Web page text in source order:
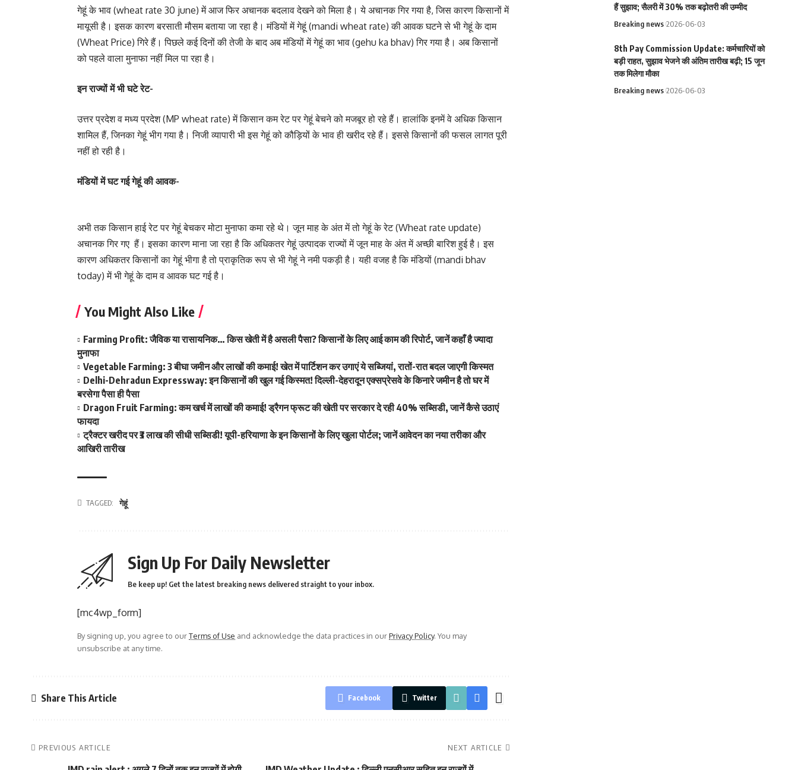
गेहूं के भाव (wheat rate 30 june) में आज फिर अचानक बदलाव देखने को मिला है। ये अचानक गिर गया है, जिस कारण किसानों में
मायूसी है। इसक कारण बरसाती मौसम बताया जा रहा है। मंडियों में गेहूं (mandi wheat rate) की आवक घटने से भी गेहूं के दाम
(Wheat Price) गिरे हैं। पिछले कई दिनों की तेजी के बाद अब मंडियों में गेहूं का भाव (gehu ka bhav) गिर गया है। अब किसानों
को पहले वाला मुनाफा नहीं मिल पा रहा है।
इन राज्यों में भी घटे रेट-
उत्तर प्रदेश व मध्य प्रदेश (MP wheat rate) में किसान कम रेट पर गेहूं बेचने को मजबूर हो रहे हैं। हालांकि इनमें वे अधिक किसान
शामिल हैं, जिनका गेहूं भीग गया है। निजी व्यापारी भी इस गेहूं को कौड़ियों के भाव ही खरीद रहे हैं। इससे किसानों की फसल लागत पूरी
नहीं हो रही है।
मंडियों में घट गई गेहूं की आवक-
अभी तक किसान हाई रेट पर गेहूं बेचकर मोटा मुनाफा कमा रहे थे। जून माह के अंत में तो गेहूं के रेट (Wheat rate update)
अचानक गिर गए हैं। इसका कारण माना जा रहा है कि अधिकतर गेहूं उत्पादक राज्यों में जून माह के अंत में अच्छी बारिश हुई है। इस
कारण अधिकतर किसानों का गेहूं भीगा है तो प्राकृतिक रूप से भी गेहूं ने नमी पकड़ी है। यही वजह है कि मंडियों (mandi bhav
today) में भी गेहूं के दाम व आवक घट गई है।
You Might Also Like
Farming Profit: जैविक या रासायनिक… किस खेती में है असली पैसा? किसानों के लिए आई काम की रिपोर्ट, जानें कहाँ है ज्यादा
मुनाफा
Vegetable Farming: 3 बीघा जमीन और लाखों की कमाई! खेत में पार्टिशन कर उगाएं ये सब्जियां, रातों-रात बदल जाएगी किस्मत
Delhi-Dehradun Expressway: इन किसानों की खुल गई किस्मत! दिल्ली-देहरादून एक्सप्रेसवे के किनारे जमीन है तो घर में
बरसेगा पैसा ही पैसा
Dragon Fruit Farming: कम खर्च में लाखों की कमाई! ड्रैगन फ्रूट की खेती पर सरकार दे रही 40% सब्सिडी, जानें कैसे उठाएं
फायदा
ट्रैक्टर खरीद पर ₹3 लाख की सीधी सब्सिडी! यूपी-हरियाणा के इन किसानों के लिए खुला पोर्टल; जानें आवेदन का नया तरीका और
आखिरी तारीख
TAGGED: गेहूं
Sign Up For Daily Newsletter
Be keep up! Get the latest breaking news delivered straight to your inbox.
[mc4wp_form]
By signing up, you agree to ourTerms of Use and acknowledge the data practices in ourPrivacy Policy. You may
unsubscribe at any time.
Share This Article Facebook Twitter
PREVIOUS ARTICLE NEXT ARTICLE
हैं सुझाव; सैलरी में 30% तक बढ़ोतरी की उम्मीद
Breaking news 2026-06-03
8th Pay Commission Update: कर्मचारियों को
बड़ी राहत, सुझाव भेजने की अंतिम तारीख बढ़ी; 15 जून
तक मिलेगा मौका
Breaking news 2026-06-03